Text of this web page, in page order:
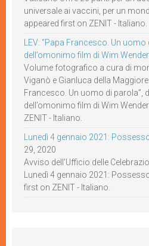
universale ai vaccini, per un
appeared first on ZENIT - Italiano.
LEV: “Papa Francesco. Un uomo
dell’omonimo film di Wim
Volume fotografico a cura di
Viganò e Gianluca della
Francesco. Un uomo di parola”,
dell’omonimo film di Wim
ZENIT - Italiano.
Lunedì 4 gennaio 2021:
29, 2020
Avviso dell’Ufficio delle
Lunedì 4 gennaio 2021:
first on ZENIT - Italiano.